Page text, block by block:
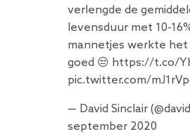
verlengde de
levensduur met 10-
mannetjes werkte het
goed 😒 https://t.co/
pic.twitter.com/
— David Sinclair
september 2020